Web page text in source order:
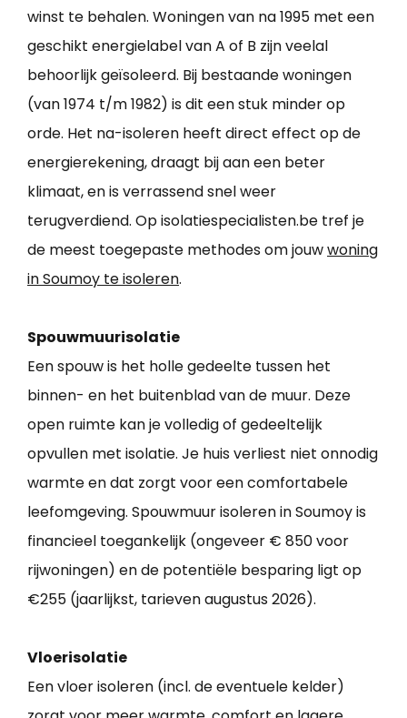
winst te behalen. Woningen van na 1995 met een
geschikt energielabel van A of B zijn veelal
behoorlijk geïsoleerd. Bij bestaande woningen
(van 1974 t/m 1982) is dit een stuk minder op
orde. Het na-isoleren heeft direct effect op de
energierekening, draagt bij aan een beter
klimaat, en is verrassend snel weer
terugverdiend. Op isolatiespecialisten.be tref je
de meest toegepaste methodes om jouwwoning
in Soumoy te isoleren.
Spouwmuurisolatie
Een spouw is het holle gedeelte tussen het
binnen- en het buitenblad van de muur. Deze
open ruimte kan je volledig of gedeeltelijk
opvullen met isolatie. Je huis verliest niet onnodig
warmte en dat zorgt voor een comfortabele
leefomgeving. Spouwmuur isoleren in Soumoy is
financieel toegankelijk (ongeveer € 850 voor
rijwoningen) en de potentiële besparing ligt op
€255 (jaarlijkst, tarieven augustus 2026).
Vloerisolatie
Een vloer isoleren (incl. de eventuele kelder)